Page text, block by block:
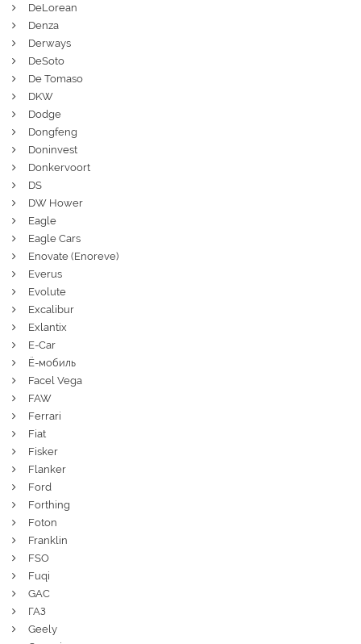
DeLorean
Denza
Derways
DeSoto
De Tomaso
DKW
Dodge
Dongfeng
Doninvest
Donkervoort
DS
DW Hower
Eagle
Eagle Cars
Enovate (Enoreve)
Everus
Evolute
Excalibur
Exlantix
E-Car
Ё-мобиль
Facel Vega
FAW
Ferrari
Fiat
Fisker
Flanker
Ford
Forthing
Foton
Franklin
FSO
Fuqi
GAC
ГАЗ
Geely